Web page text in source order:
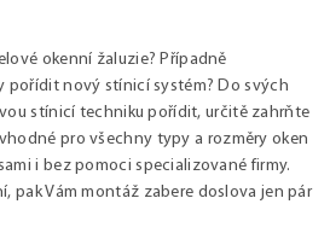
okenní žaluzie? Případně
nový stínicí systém? Do svých
stínicí techniku pořídit, určitě zahrňte
vhodné pro všechny typy a rozměry oken
i bez pomoci specializované firmy.
pak Vám montáž zabere doslova jen pár